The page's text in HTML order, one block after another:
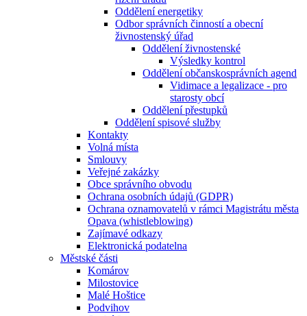
Oddělení energetiky
Odbor správních činností a obecní
živnostenský úřad
Oddělení živnostenské
Výsledky kontrol
Oddělení občanskosprávních agend
Vidimace a legalizace - pro
starosty obcí
Oddělení přestupků
Oddělení spisové služby
Kontakty
Volná místa
Smlouvy
Veřejné zakázky
Obce správního obvodu
Ochrana osobních údajů (GDPR)
Ochrana oznamovatelů v rámci Magistrátu města
Opava (whistleblowing)
Zajímavé odkazy
Elektronická podatelna
Městské části
Komárov
Milostovice
Malé Hoštice
Podvihov